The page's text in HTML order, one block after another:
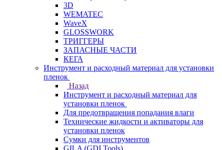
3D
WEMATEC
WaveX
GLOSSWORK
ТРИГГЕРЫ
ЗАПАСНЫЕ ЧАСТИ
КЕГА
Инструмент и расходный материал для установки
пленок
Назад
Инструмент и расходный материал для
установки пленок
Для предотвращения попадания влаги
Технические жидкости и активаторы для
установки пленок
Сумки для инструментов
GILA (GDI Tools)